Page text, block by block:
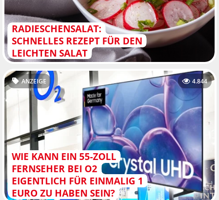
RADIESCHENSALAT:
SCHNELLES REZEPT FÜR DEN
LEICHTEN SALAT
WIE KANN EIN 55-ZOLL
FERNSEHER BEI O2
EIGENTLICH FÜR EINMALIG 1
EURO ZU HABEN SEIN?
ANZEIGE 4.844